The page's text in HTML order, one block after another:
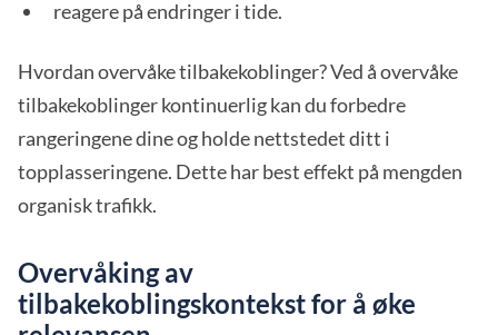
reagere på endringer i tide.
Hvordan overvåke tilbakekoblinger? Ved å overvåke
tilbakekoblinger kontinuerlig kan du forbedre
rangeringene dine og holde nettstedet ditt i
topplasseringene. Dette har best effekt på mengden
organisk trafikk.
Overvåking av
tilbakekoblingskontekst for å øke